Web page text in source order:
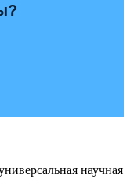
научная